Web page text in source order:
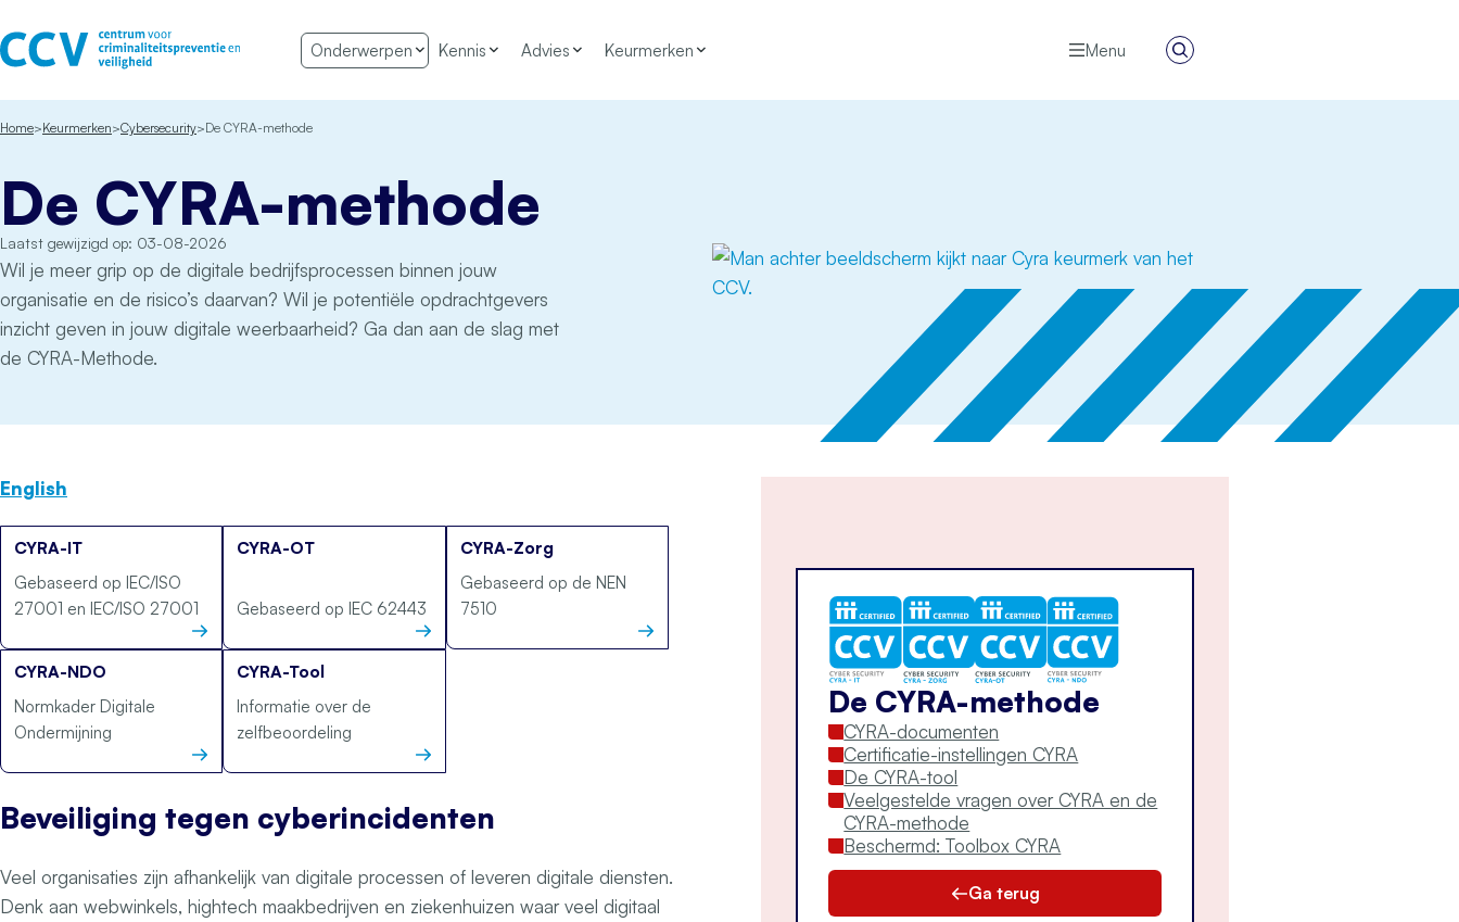
Onderwerpen Kennis Advies Keurmerken Menu
Zoeken
Home Keurmerken Cybersecurity De CYRA-methode
De CYRA-methode
Laatst gewijzigd op: 03-08-2026
Wil je meer grip op de digitale bedrijfsprocessen binnen jouw
organisatie en de risico’s daarvan? Wil je potentiële opdrachtgevers
inzicht geven in jouw digitale weerbaarheid? Ga dan aan de slag met
de CYRA-Methode.
English
CYRA-IT
Gebaseerd op IEC/ISO
27001 en IEC/ISO 27001
CYRA-OT
Gebaseerd op IEC 62443
CYRA-Zorg
Gebaseerd op de NEN
7510
CYRA-NDO
Normkader Digitale
Ondermijning
CYRA-Tool
Informatie over de
zelfbeoordeling
Beveiliging tegen cyberincidenten
Veel organisaties zijn afhankelijk van digitale processen of leveren digitale diensten.
Denk aan webwinkels, hightech maakbedrijven en ziekenhuizen waar veel digitaal
De CYRA-methode
CYRA-documenten
Certificatie-instellingen CYRA
De CYRA-tool
Veelgestelde vragen over CYRA en de
CYRA-methode
Beschermd: Toolbox CYRA
Ga terug